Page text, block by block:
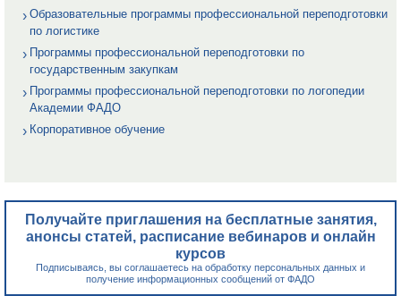
Образовательные программы профессиональной переподготовки
по логистике
Программы профессиональной переподготовки по
государственным закупкам
Программы профессиональной переподготовки по логопедии
Академии ФАДО
Корпоративное обучение
Получайте приглашения на бесплатные занятия,
анонсы статей, расписание вебинаров и онлайн
курсов
Подписываясь, вы соглашаетесь на обработку персональных данных и
получение информационных сообщений от ФАДО